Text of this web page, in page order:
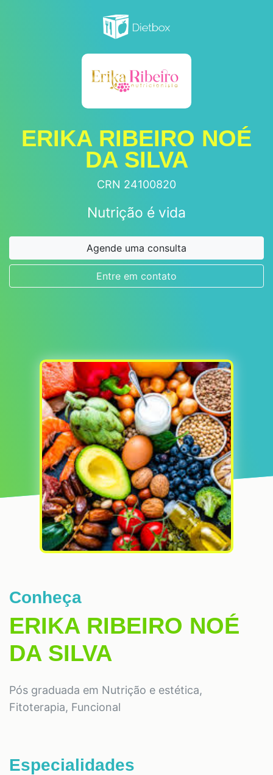
ERIKA RIBEIRO NOÉ
DA SILVA
CRN 24100820
Nutrição é vida
Agende uma consulta
Entre em contato
Conheça
ERIKA RIBEIRO NOÉ
DA SILVA
Pós graduada em Nutrição e estética,
Fitoterapia, Funcional
Especialidades